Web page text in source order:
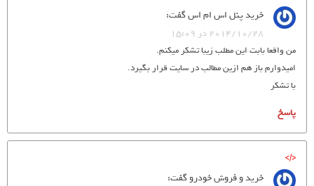
خرید پنل اس ام اسگفت:
2014/10/28 در 15:09
من واقعا بابت این مطلب زیبا تشکر میکنم.
امیدوارم باز هم ازین مطالب در سایت قرار بگیرد.
با تشکر
پاسخ
خريد و فروش خودروگفت: